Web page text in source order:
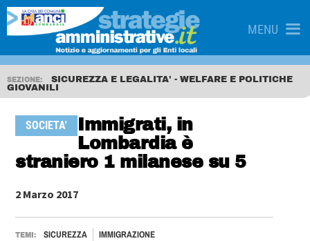
MENU
SEZIONE:
SICUREZZA E LEGALITA' - WELFARE E POLITICHE
GIOVANILI
SOCIETA'
Immigrati, in
Lombardia è
straniero 1 milanese su 5
2 Marzo 2017
TEMI: SICUREZZA IMMIGRAZIONE